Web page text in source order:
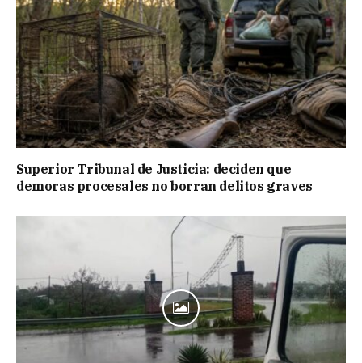
Superior Tribunal de Justicia: deciden que
demoras procesales no borran delitos graves